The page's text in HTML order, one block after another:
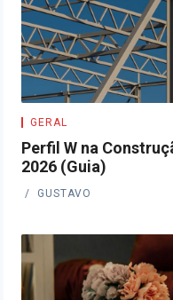
GERAL
Perfil W na
2026 (Guia)
GUSTAVO